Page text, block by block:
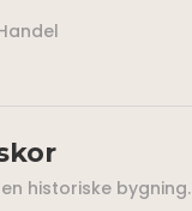
historiske bygning.